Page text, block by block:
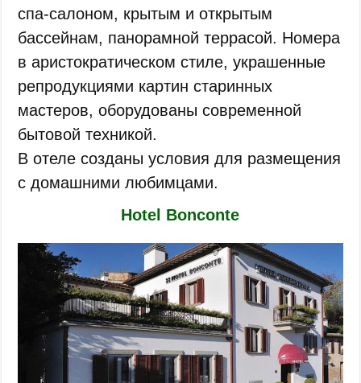
спа-салоном, крытым и открытым
бассейнам, панорамной террасой. Номера
в аристократическом стиле, украшенные
репродукциями картин старинных
мастеров, оборудованы современной
бытовой техникой.
В отеле созданы условия для размещения
с домашними любимцами.
Hotel Bonconte